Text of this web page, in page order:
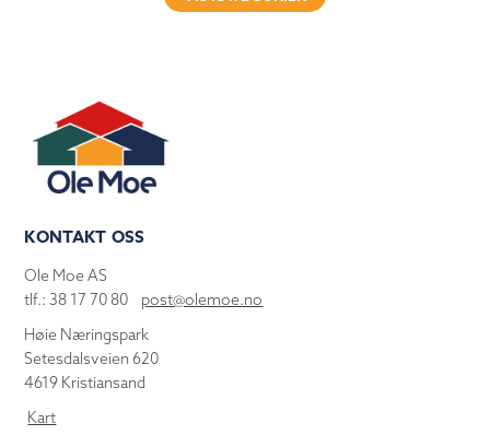
KONTAKT OSS
Ole Moe AS
tlf.: 38 17 70 80 post@olemoe.no
Høie Næringspark
Setesdalsveien 620
4619 Kristiansand
Kart